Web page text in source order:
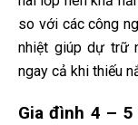
so với các công
nhiệt giúp dự trữ
ngay cả khi thiếu
Gia đình 4 –